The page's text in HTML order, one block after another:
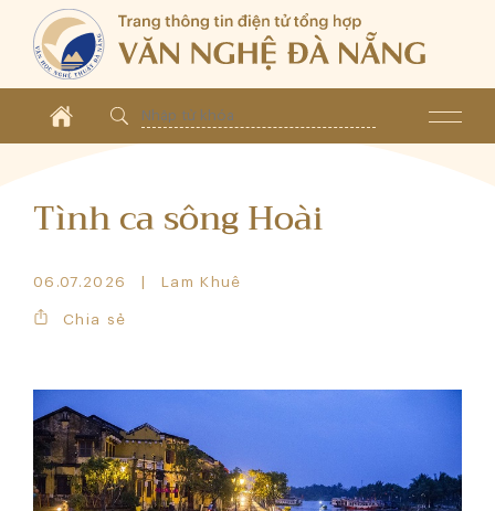
Tình ca sông Hoài
06.07.2026 Lam Khuê
Chia sẻ